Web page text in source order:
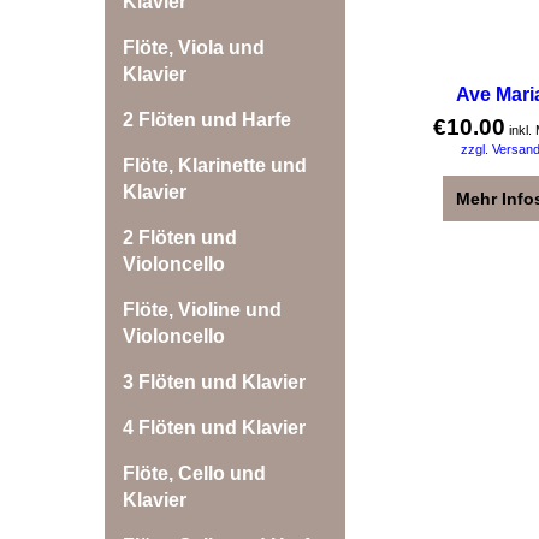
Flöte, Viola und
Klavier
2 Flöten und Harfe
Flöte, Klarinette und
Klavier
2 Flöten und
Violoncello
Flöte, Violine und
Violoncello
3 Flöten und Klavier
4 Flöten und Klavier
Flöte, Cello und
Klavier
Ave
€10.00 inkl.
zzgl. Versand
Mehr